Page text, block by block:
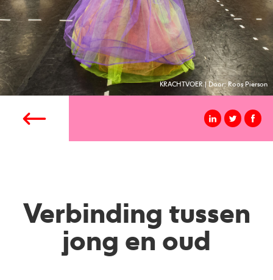
KRACHTVOER | Door: Roos Pierson
Verbinding tussen
jong en oud